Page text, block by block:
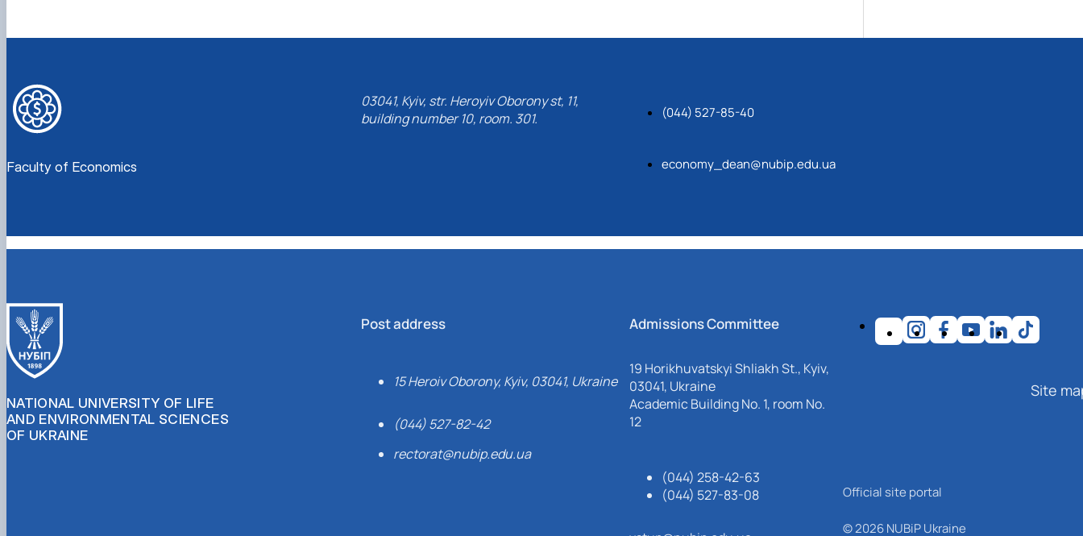
Faculty of Economics
03041, Kyiv, str. Heroyiv Oborony st, 11,
building number 10, room. 301.
(044) 527-85-40
economy_dean@nubip.edu.ua
NATIONAL UNIVERSITY OF LIFE
AND ENVIRONMENTAL SCIENCES
OF UKRAINE
Post address
15 Heroiv Oborony, Kyiv, 03041, Ukraine
(044) 527-82-42
rectorat@nubip.edu.ua
Admissions Committee
19 Horikhuvatskyi Shliakh St., Kyiv,
03041, Ukraine
Academic Building No. 1, room No.
12
(044) 258-42-63
(044) 527-83-08
Site
Official site portal
© 2026 NUBiP Ukraine